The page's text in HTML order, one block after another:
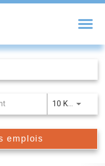
10 KM
emplois